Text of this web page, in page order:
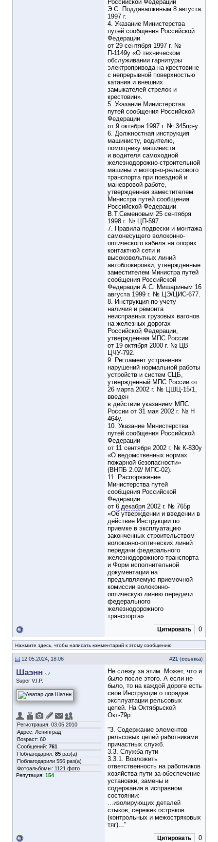
Российской Федерации
Э.С. Поддавашкиным 8 августа
1997 г.
4. Указание Министерства
путей сообщения Российской
Федерации
от 29 сентября 1997 г. №
П-1149у «О техническом
обслуживании гарнитуры
электропривода на крестовине
с непрерывной поверхностью
катания и внешних
замыкателей стрелок и
крестовин».
5. Указание Министерства
путей сообщения Российской
Федерации
от 9 октября 1997 г. № 345пр-у.
6. Должностная инструкция
машинисту, водителю,
помощнику машиниста
и водителя самоходной
железнодорожно-строительной
машины и моторно-рельсового
транспорта при поездной и
маневровой работе,
утвержденная заместителем
Министра путей сообщения
Российской Федерации
В.Т.Семеновым 25 сентября
1998 г. № ЦП-597.
7. Правила подвески и монтажа
самонесущего волоконно-
оптического кабеля на опорах
контактной сети и
высоковольтных линий
автоблокировки, утвержденные
заместителем Министра путей
сообщения Российской
Федерации А.С. Мишариным 16
августа 1999 г. № ЦЭ/ЦИС-677.
8. Инструкция по учету
наличия и ремонта
неисправных грузовых вагонов
на железных дорогах
Российской Федерации,
утвержденная МПС России
от 19 октября 2000 г. № ЦВ
ЦЧУ-792.
9. Регламент устранения
нарушений нормальной работы
устройств и систем СЦБ,
утвержденный МПС России от
26 марта 2002 г. № ЦШЦ-15/1,
введен
в действие указанием МПС
России от 31 мая 2002 г. № Н
464у.
10. Указание Министерства
путей сообщения Российской
Федерации
от 11 сентября 2002 г. № К-830у
«О ведомственных нормах
пожарной безопасности»
(ВНПБ 2.02/ МПС-02).
11. Распоряжение
Министерства путей
сообщения Российской
Федерации
от 6 декабря 2002 г. № 765р
«Об утверждении и введении в
действие Инструкции по
приемке в эксплуатацию
законченных строительством
волоконно-оптических линий
передачи федерального
железнодорожного транспорта
и Форм исполнительной
документации на
предъявляемую приемочной
комиссии волоконно-
оптическую линию передачи
федерального
железнодорожного
транспорта».
Цитировать 0
Нажмите здесь, чтобы написать комментарий к этому сообщению
12.05.2024, 18:06 #21 (ссылка)
Шаэнн
Super V.I.P.
Регистрация: 03.05.2010
Адрес: Ленинград
Возраст: 60
Сообщений: 761
Поблагодарил: 85 раз(а)
Поблагодарили 556 раз(а)
Фотоальбомы: 1121 фото
Репутация: 154
Не слежу за этим. Может, что и
было после этого. А если не
было, то на каждой дороге есть
свои Инструкции о порядке
эксплуатации рельсовых
цепей. На Октябрьской
Окт-79р:
"3. Содержание элементов
рельсовых цепей работниками
причастных служб.
3.3. Служба пути
3.3.1. Возложить
ответственность на работников
хозяйства пути за обеспечение
установки, замены и
содержания в исправном
состоянии:
...изолирующих деталей
стыков, сережек остряков
(контрольных и межостряковых
тяг)..."
Цитировать 0